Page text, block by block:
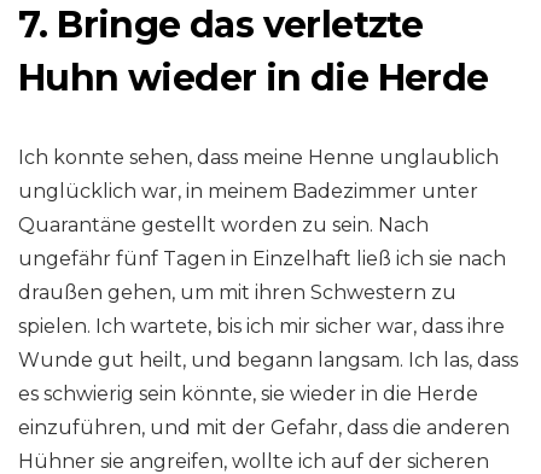
7. Bringe das verletzte
Huhn wieder in die Herde
Ich konnte sehen, dass meine Henne unglaublich
unglücklich war, in meinem Badezimmer unter
Quarantäne gestellt worden zu sein. Nach
ungefähr fünf Tagen in Einzelhaft ließ ich sie nach
draußen gehen, um mit ihren Schwestern zu
spielen. Ich wartete, bis ich mir sicher war, dass ihre
Wunde gut heilt, und begann langsam. Ich las, dass
es schwierig sein könnte, sie wieder in die Herde
einzuführen, und mit der Gefahr, dass die anderen
Hühner sie angreifen, wollte ich auf der sicheren